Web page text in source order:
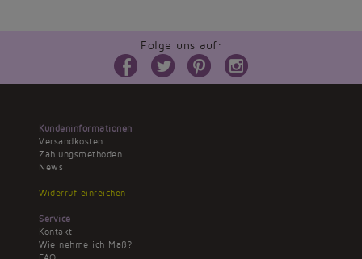
Folge uns auf:
Kundeninformationen
Versandkosten
Zahlungsmethoden
News
Widerruf einreichen
Service
Kontakt
Wie nehme ich Maß?